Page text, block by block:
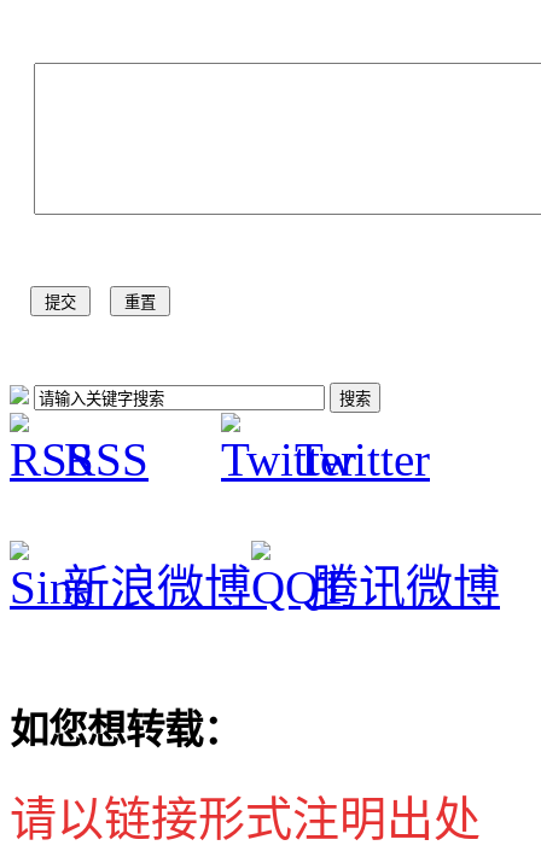
RSS Twitter
新浪微博 腾讯微博
如您想转载：
请以链接形式注明出处